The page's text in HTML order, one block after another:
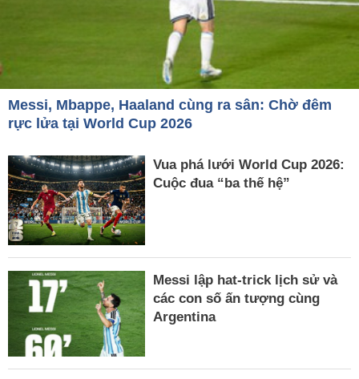
Messi, Mbappe, Haaland cùng ra sân: Chờ đêm
rực lửa tại World Cup 2026
Vua phá lưới World Cup 2026:
Cuộc đua “ba thế hệ”
Messi lập hat-trick lịch sử và
các con số ấn tượng cùng
Argentina